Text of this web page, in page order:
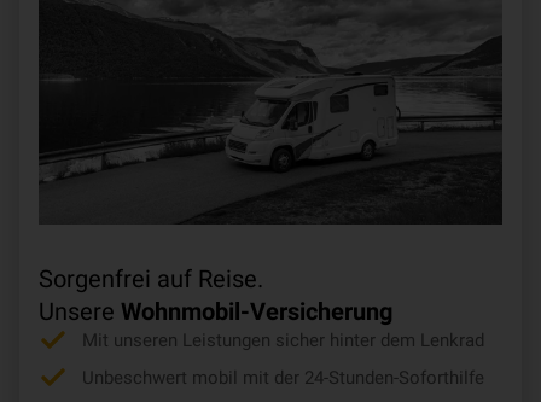
Sorgenfrei auf Reise.
Unsere Wohnmobil-Versicherung
Mit unseren Leistungen sicher hinter dem Lenkrad
Unbeschwert mobil mit der 24-Stunden-Soforthilfe